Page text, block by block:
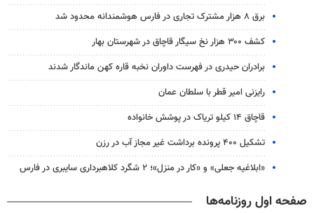
برق ۸ هزار مشترک تجاری در فارس هوشمندانه محدود شد
کشف ۳۰۰ هزار نخ سیگار قاچاق در شهرستان بهار
برادران حیدری در فهرست داوران نخبه قاره کهن ماندگار شدند
رایزنی امیر قطر با سلطان عمان
قاچاق ۱۴ کیلو تریاک در پوشش خانواده
تشکیل ۴۰۰ پرونده برداشت غیر مجاز آب در رزن
«ابلاغیه جعلی» و «کار در منزل»؛ ۲ شگرد کلاهبرداری سایبری در فارس
صفحه اول روزنامه‌ها